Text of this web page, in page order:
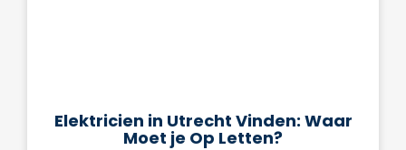
Elektricien in Utrecht Vinden: Waar
Moet je Op Letten?